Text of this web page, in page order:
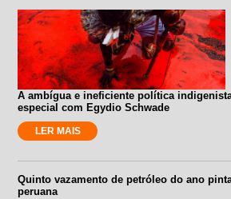
A ambígua e ineficiente política
especial com Egydio Schwade
LER MAIS
Quinto vazamento de petróleo do ano
peruana